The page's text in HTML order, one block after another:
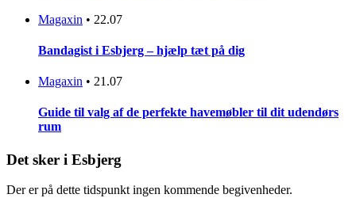
Magaxin • 22.07
Bandagist i Esbjerg – hjælp tæt på dig
Magaxin • 21.07
Guide til valg af de perfekte havemøbler til dit udendørs
rum
Det sker i Esbjerg
Der er på dette tidspunkt ingen kommende begivenheder.